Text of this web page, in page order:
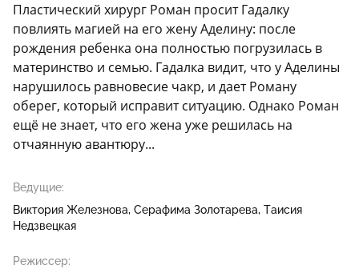
Пластический хирург Роман просит Гадалку
повлиять магией на его жену Аделину: после
рождения ребенка она полностью погрузилась в
материнство и семью. Гадалка видит, что у Аделины
нарушилось равновесие чакр, и дает Роману
оберег, который исправит ситуацию. Однако Роман
ещё не знает, что его жена уже решилась на
отчаянную авантюру...
Ведущие:
Виктория Железнова Серафима Золотарева Таисия
Недзвецкая
Режиссер: